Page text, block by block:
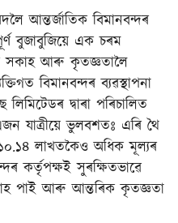
আন্তৰ্জাতিক বিমানবন্দৰ
বুজাবুজিয়ে এক চৰম
সকাহ আৰু কৃতজ্ঞতালৈ
বিমানবন্দৰ ব্যৱস্থাপনা
লিমিটেডৰ দ্বাৰা পৰিচালিত
যাত্ৰীয়ে ভুলবশতঃ এৰি থৈ
লাখতকৈও অধিক মূল্যৰ
কৰ্তৃপক্ষই সুৰক্ষিতভাৱে
পাই আৰু আন্তৰিক কৃতজ্ঞতা